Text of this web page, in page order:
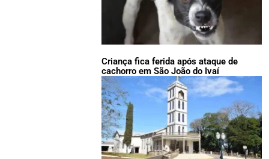
Criança fica ferida após ataque de
cachorro em São João do Ivaí